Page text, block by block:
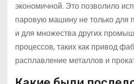
экономичной. Это позволило
паровую машину не только для
и для множества других
процессов, таких как привод
расплавление металлов и